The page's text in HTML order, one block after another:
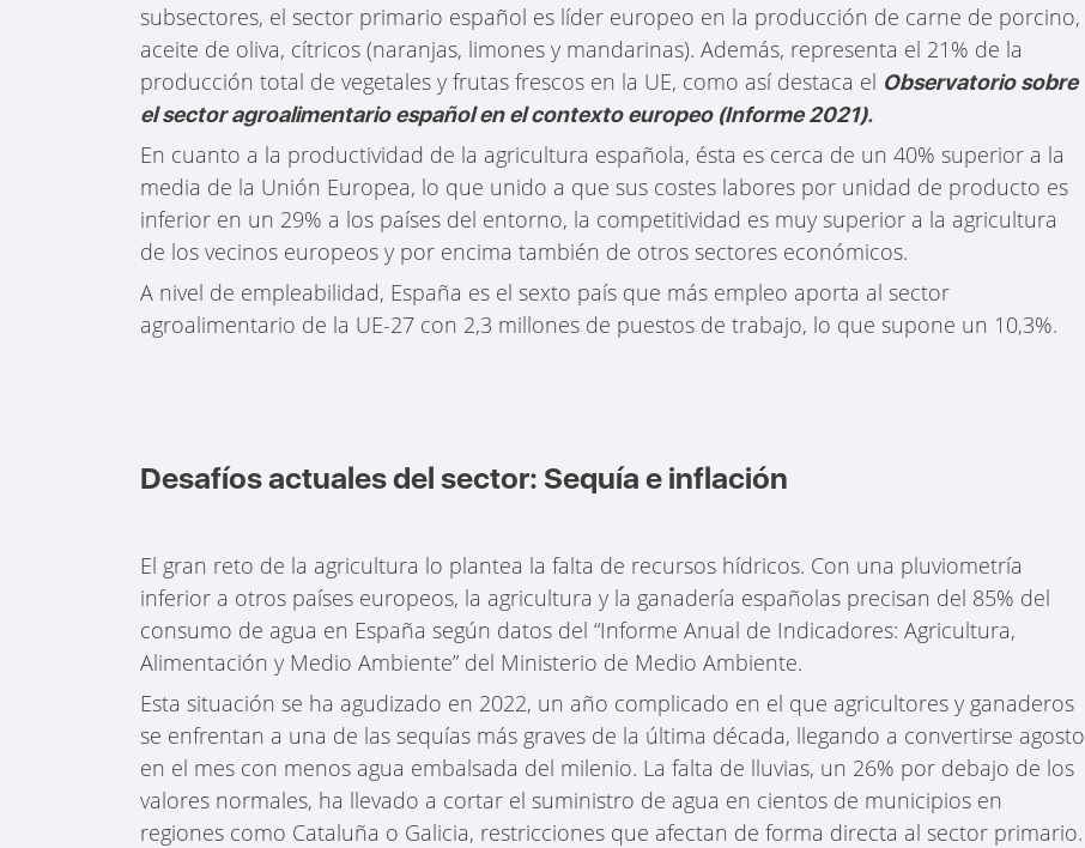
subsectores, el sector primario español es líder europeo en la producción de carne de porcino,
aceite de oliva, cítricos (naranjas, limones y mandarinas). Además, representa el 21% de la
producción total de vegetales y frutas frescos en la UE, como así destaca el Observatorio sobre
el sector agroalimentario español en el contexto europeo (Informe 2021).
En cuanto a la productividad de la agricultura española, ésta es cerca de un 40% superior a la
media de la Unión Europea, lo que unido a que sus costes labores por unidad de producto es
inferior en un 29% a los países del entorno, la competitividad es muy superior a la agricultura
de los vecinos europeos y por encima también de otros sectores económicos.
A nivel de empleabilidad, España es el sexto país que más empleo aporta al sector
agroalimentario de la UE-27 con 2,3 millones de puestos de trabajo, lo que supone un 10,3%.
Desafíos actuales del sector: Sequía e inflación
El gran reto de la agricultura lo plantea la falta de recursos hídricos. Con una pluviometría
inferior a otros países europeos, la agricultura y la ganadería españolas precisan del 85% del
consumo de agua en España según datos del “Informe Anual de Indicadores: Agricultura,
Alimentación y Medio Ambiente” del Ministerio de Medio Ambiente.
Esta situación se ha agudizado en 2022, un año complicado en el que agricultores y ganaderos
se enfrentan a una de las sequías más graves de la última década, llegando a convertirse agosto
en el mes con menos agua embalsada del milenio. La falta de lluvias, un 26% por debajo de los
valores normales, ha llevado a cortar el suministro de agua en cientos de municipios en
regiones como Cataluña o Galicia, restricciones que afectan de forma directa al sector primario.